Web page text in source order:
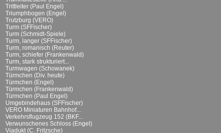
Trittleiter (Paul Engel)
Triumphbogen (Engel)
Trutzburg (VERO)
Turm (SFFischer)
Turm (Schmidt-Spiele)
Turm, langer (SFFischer)
Turm, romanisch (Reuter)
Turm, schiefer (Frankenwald)
Turm, stark strukturiert...
Turmwagen (Schowanek)
Türmchen (Div. heute)
Türmchen (Engel)
Türmchen (Frankenwald)
Türmchen (Paul Engel)
Umgebindehaus (SFFischer)
VERO Miniaturen Bahnhof...
Verkehrsflugzeug 152 (BKF...
Verwunschenes Schloss (Engel)
Viadukt (C. Fritzsche)